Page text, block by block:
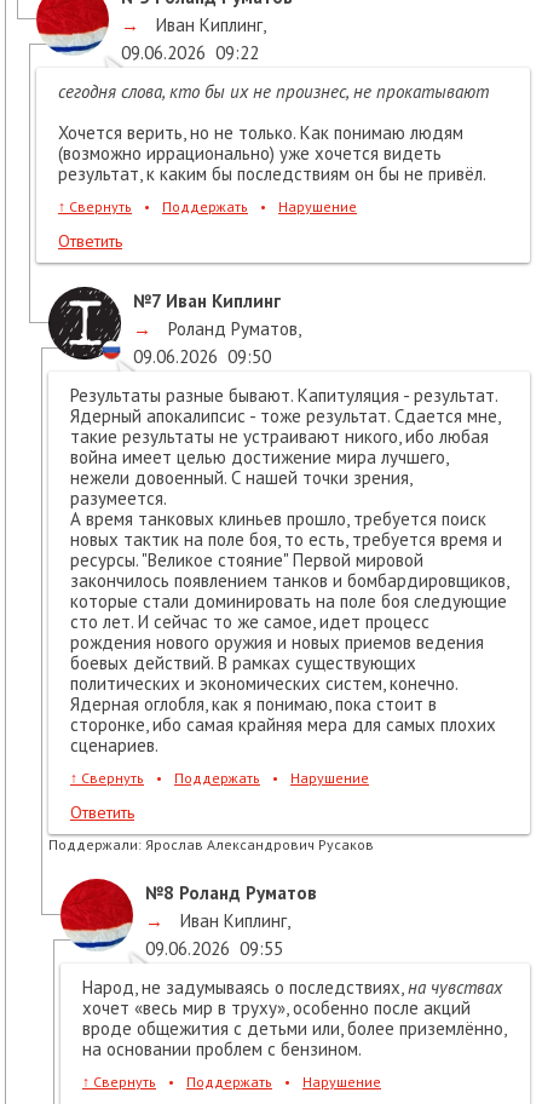
→
Иван Киплинг,
09.06.2026 09:22
сегодня слова, кто бы их не произнес, не прокатывают
Хочется верить, но не только. Как понимаю людям
(возможно иррационально) уже хочется видеть
результат, к каким бы последствиям он бы не привёл.
↑ Свернуть • Поддержать • Нарушение
Ответить
№7 Иван Киплинг
→
Роланд Руматов,
09.06.2026 09:50
Результаты разные бывают. Капитуляция - результат.
Ядерный апокалипсис - тоже результат. Сдается мне,
такие результаты не устраивают никого, ибо любая
война имеет целью достижение мира лучшего,
нежели довоенный. С нашей точки зрения,
разумеется.
А время танковых клиньев прошло, требуется поиск
новых тактик на поле боя, то есть, требуется время и
ресурсы. "Великое стояние" Первой мировой
закончилось появлением танков и бомбардировщиков,
которые стали доминировать на поле боя следующие
сто лет. И сейчас то же самое, идет процесс
рождения нового оружия и новых приемов ведения
боевых действий. В рамках существующих
политических и экономических систем, конечно.
Ядерная оглобля, как я понимаю, пока стоит в
сторонке, ибо самая крайняя мера для самых плохих
сценариев.
↑ Свернуть • Поддержать • Нарушение
Ответить
Поддержали: Ярослав Александрович Русаков
№8 Роланд Руматов
→
Иван Киплинг,
09.06.2026 09:55
Народ, не задумываясь о последствиях,на чувствах
хочет «весь мир в труху», особенно после акций
вроде общежития с детьми или, более приземлённо,
на основании проблем с бензином.
↑ Свернуть • Поддержать • Нарушение